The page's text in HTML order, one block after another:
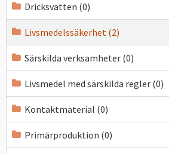
Dricksvatten (0)
Livsmedelssäkerhet (2)
Särskilda verksamheter (0)
Livsmedel med särskilda regler (0)
Kontaktmaterial (0)
Primärproduktion (0)